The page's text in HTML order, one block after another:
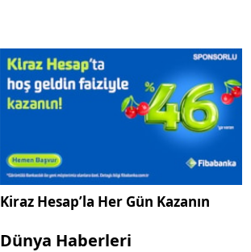
Kiraz Hesap’la Her Gün Kazanın
Dünya Haberleri